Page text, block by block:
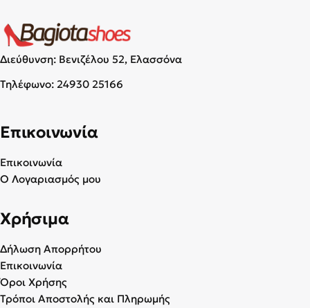
Διεύθυνση: Βενιζέλου 52, Ελασσόνα
Τηλέφωνο: 24930 25166
Επικοινωνία
Επικοινωνία
Ο Λογαριασμός μου
Χρήσιμα
Δήλωση Απορρήτου
Επικοινωνία
Όροι Χρήσης
Τρόποι Αποστολής και Πληρωμής